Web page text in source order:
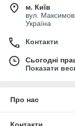
м. Київ
вул.
Україна
Контакти
Сьогодні
Показати
Про нас